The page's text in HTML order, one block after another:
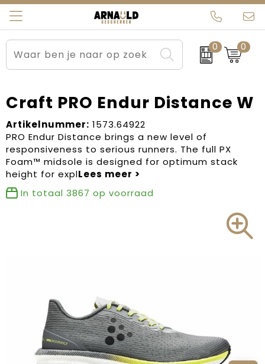
0 0
Relatiegeschenken
Sportkleding
Werkkleding
Kleding en textiel
Tassen
Beurs en Evenementen
Brievenbuspakketten
Carnaval
Dag van de Zorg
Kerstartikelen
Verjaardagen
Voetbal, EK en WK
Arnauld Kerstpakketten
MijnEigenKadootje
Ons team
Contact
Blogs
Craft PRO Endur Distance W
Artikelnummer: 1573.64922
PRO Endur Distance brings a new level of
responsiveness to serious runners. The full PX
Foam™ midsole is designed for optimum stack
height for expl
In totaal 3867 op voorraad